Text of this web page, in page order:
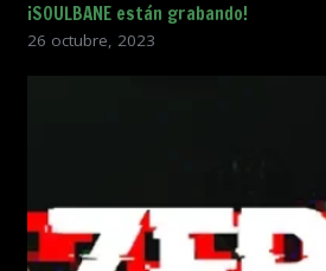
¡SOULBANE están grabando!
26 octubre, 2023